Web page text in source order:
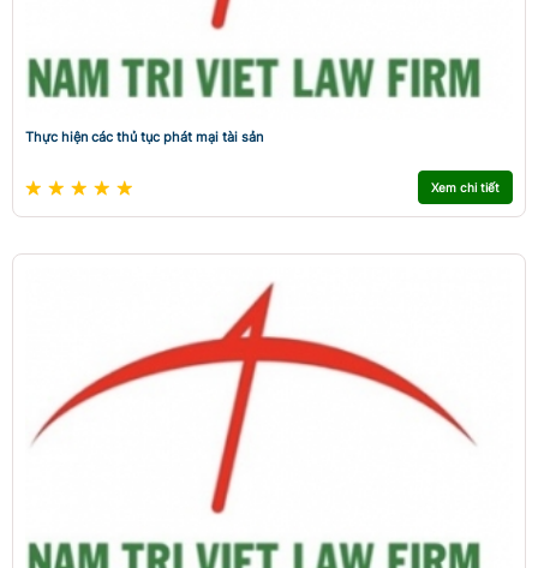
Thực hiện các thủ tục phát mại tài sản
Xem chi tiết